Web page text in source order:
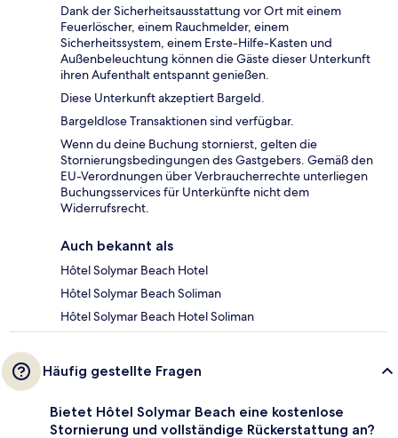
Dank der Sicherheitsausstattung vor Ort mit einem
Feuerlöscher, einem Rauchmelder, einem
Sicherheitssystem, einem Erste-Hilfe-Kasten und
Außenbeleuchtung können die Gäste dieser Unterkunft
ihren Aufenthalt entspannt genießen.
Diese Unterkunft akzeptiert Bargeld.
Bargeldlose Transaktionen sind verfügbar.
Wenn du deine Buchung stornierst, gelten die
Stornierungsbedingungen des Gastgebers. Gemäß den
EU-Verordnungen über Verbraucherrechte unterliegen
Buchungsservices für Unterkünfte nicht dem
Widerrufsrecht.
Auch bekannt als
Hôtel Solymar Beach Hotel
Hôtel Solymar Beach Soliman
Hôtel Solymar Beach Hotel Soliman
Häufig gestellte Fragen
Bietet Hôtel Solymar Beach eine kostenlose
Stornierung und vollständige Rückerstattung an?